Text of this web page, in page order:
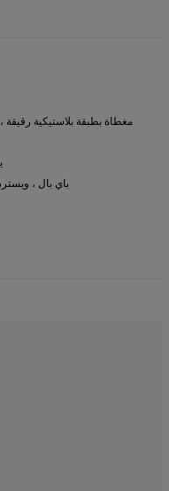
مغطاة بطبقة بلاستيكية
باي بال ،